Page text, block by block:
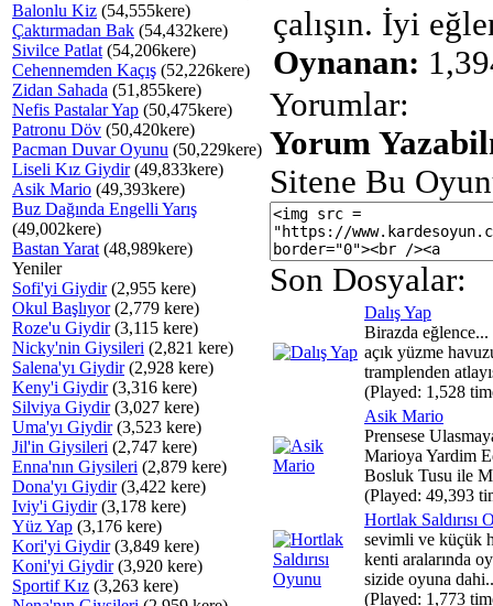
Balonlu Kiz (54,555kere)
Çaktırmadan Bak (54,432kere)
Sivilce Patlat (54,206kere)
Cehennemden Kaçış (52,226kere)
Zidan Sahada (51,855kere)
Nefis Pastalar Yap (50,475kere)
Patronu Döv (50,420kere)
Pacman Duvar Oyunu (50,229kere)
Liseli Kız Giydir(49,833kere)
Asik Mario (49,393kere)
Buz Dağında Engelli Yarış
(49,002kere)
Bastan Yarat (48,989kere)
Yeniler
Sofi'yi Giydir(2,955 kere)
Okul Başlıyor(2,779 kere)
Roze'u Giydir(3,115 kere)
Nicky'nin Giysileri (2,821 kere)
Salena'yı Giydir(2,928 kere)
Keny'i Giydir(3,316 kere)
Silviya Giydir(3,027 kere)
Uma'yı Giydir(3,523 kere)
Jil'in Giysileri (2,747 kere)
Enna'nın Giysileri (2,879 kere)
Dona'yı Giydir(3,422 kere)
Iviy'i Giydir(3,178 kere)
Yüz Yap (3,176 kere)
Kori'yi Giydir(3,849 kere)
Koni'yi Giydir(3,920 kere)
Sportif Kız (3,263 kere)
çalışın. İyi
Oynanan:
Yorumlar:
Yorum
Sitene Bu
Son Dosyalar:
Dalış Yap
Birazda
açık yüzme
tramplenden
(Played: 1,528
Asik Mario
Prensese
Marioya Yardim
Bosluk Tusu ile
(Played: 49,393
Hortlak Saldırısı
sevimli ve küçük
kenti aralarında
sizide oyuna
(Played: 1,773